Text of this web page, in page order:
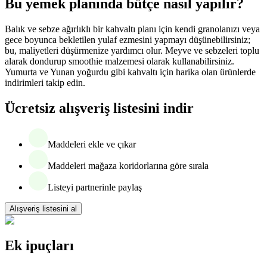
Bu yemek planında bütçe nasıl yapılır?
Balık ve sebze ağırlıklı bir kahvaltı planı için kendi granolanızı veya
gece boyunca bekletilen yulaf ezmesini yapmayı düşünebilirsiniz;
bu, maliyetleri düşürmenize yardımcı olur. Meyve ve sebzeleri toplu
alarak dondurup smoothie malzemesi olarak kullanabilirsiniz.
Yumurta ve Yunan yoğurdu gibi kahvaltı için harika olan ürünlerde
indirimleri takip edin.
Ücretsiz alışveriş listesini indir
Maddeleri ekle ve çıkar
Maddeleri mağaza koridorlarına göre sırala
Listeyi partnerinle paylaş
Alışveriş listesini al
Ek ipuçları